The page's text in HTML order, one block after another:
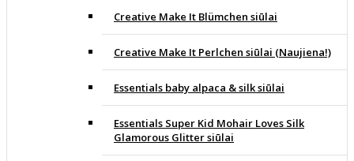
Creative Make It Blümchen siūlai
Creative Make It Perlchen siūlai (Naujiena!)
Essentials baby alpaca & silk siūlai
Essentials Super Kid Mohair Loves Silk
Glamorous Glitter siūlai